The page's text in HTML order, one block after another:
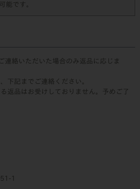
能です。
連絡いただいた場合のみ返品に応じま
下記までご連絡ください。
返品はお受けしておりません。予めご了
1